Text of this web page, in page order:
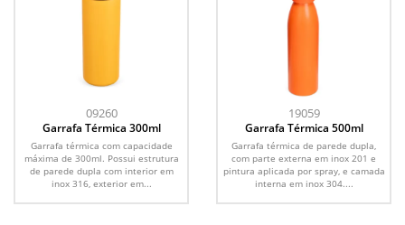
09260
Garrafa Térmica 300ml
Garrafa térmica com capacidade
máxima de 300ml. Possui estrutura
de parede dupla com interior em
inox 316, exterior em...
19059
Garrafa Térmica 500ml
Garrafa térmica de parede dupla,
com parte externa em inox 201 e
pintura aplicada por spray, e camada
interna em inox 304....